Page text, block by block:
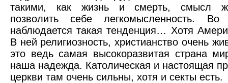
такими, как жизнь и смерть, смысл
позволить себе легкомысленность.
наблюдается такая тенденция… Хотя
В ней религиозность, христианство очень
это ведь самая высокоразвитая страна
наша надежда. Католическая и настоящая
церкви там очень сильны, хотя и секты есть.